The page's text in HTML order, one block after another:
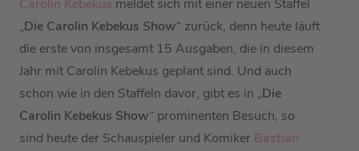
Carolin Kebekus meldet sich mit einer neuen Staffel
„Die Carolin Kebekus Show“ zurück, denn heute läuft
die erste von insgesamt 15 Ausgaben, die in diesem
Jahr mit Carolin Kebekus geplant sind. Und auch
schon wie in den Staffeln davor, gibt es in „Die
Carolin Kebekus Show“ prominenten Besuch, so
sind heute der Schauspieler und Komiker Bastian